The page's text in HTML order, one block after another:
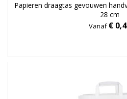
Papieren draagtas gevouwen
28 cm
Vanaf€